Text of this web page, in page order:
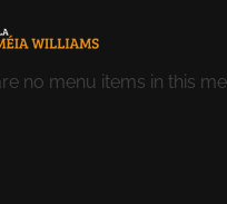
no menu items in this